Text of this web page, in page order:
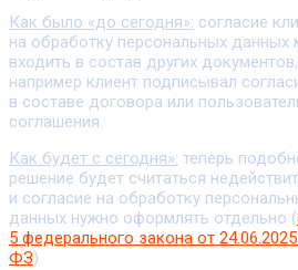
Как было «до сегодня»: согласие
на обработку персональных данных
входить в состав других документов,
например клиент подписывал
в составе договора или
соглашения.
Как будет с сегодня»: теперь
решение будет считаться
и согласие на обработку
данных нужно оформлять отдельно (
5 федерального закона от
ФЗ)